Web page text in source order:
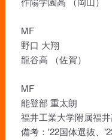
MF
野口 大翔
龍谷高 （佐賀）
MF
能登部 重太朗
福井工業大学附属福井
備考：'22国体選抜、